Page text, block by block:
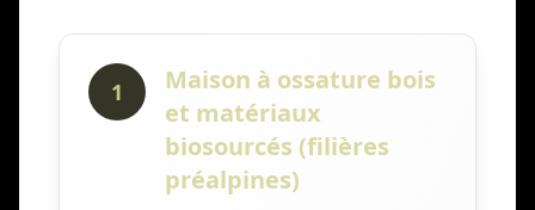
1
Maison à ossature bois
et matériaux
biosourcés (filières
préalpines)